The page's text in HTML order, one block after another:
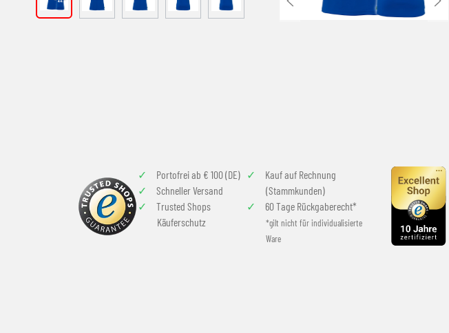
Portofrei ab € 100 (DE)
Schneller Versand
Trusted Shops
Käuferschutz
Kauf auf Rechnung
(Stammkunden)
60 Tage Rückgaberecht*
*gilt nicht für individualisierte
Ware